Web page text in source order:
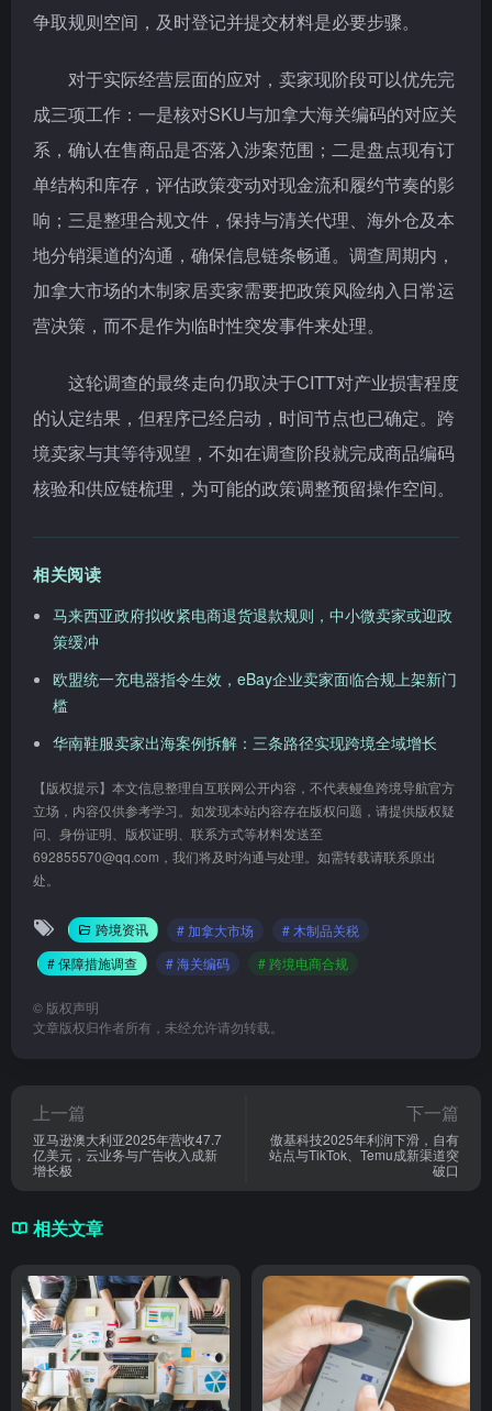
争取规则空间，及时登记并提交材料是必要步骤。
对于实际经营层面的应对，卖家现阶段可以优先完
成三项工作：一是核对SKU与加拿大海关编码的对应关
系，确认在售商品是否落入涉案范围；二是盘点现有订
单结构和库存，评估政策变动对现金流和履约节奏的影
响；三是整理合规文件，保持与清关代理、海外仓及本
地分销渠道的沟通，确保信息链条畅通。调查周期内，
加拿大市场的木制家居卖家需要把政策风险纳入日常运
营决策，而不是作为临时性突发事件来处理。
这轮调查的最终走向仍取决于CITT对产业损害程度
的认定结果，但程序已经启动，时间节点也已确定。跨
境卖家与其等待观望，不如在调查阶段就完成商品编码
核验和供应链梳理，为可能的政策调整预留操作空间。
相关阅读
马来西亚政府拟收紧电商退货退款规则，中小微卖家或迎政
策缓冲
欧盟统一充电器指令生效，eBay企业卖家面临合规上架新门
槛
华南鞋服卖家出海案例拆解：三条路径实现跨境全域增长
【版权提示】本文信息整理自互联网公开内容，不代表鳗鱼跨境导航官方
立场，内容仅供参考学习。如发现本站内容存在版权问题，请提供版权疑
问、身份证明、版权证明、联系方式等材料发送至
692855570@qq.com，我们将及时沟通与处理。如需转载请联系原出
处。
跨境资讯 # 加拿大市场
# 木制品关税
# 保障措施调查
# 海关编码 # 跨境电商合规
© 版权声明
文章版权归作者所有，未经允许请勿转载。
上一篇
亚马逊澳大利亚2025年营收47.7
亿美元，云业务与广告收入成新
增长极
下一篇
傲基科技2025年利润下滑，自有
站点与TikTok、Temu成新渠道突
破口
相关文章